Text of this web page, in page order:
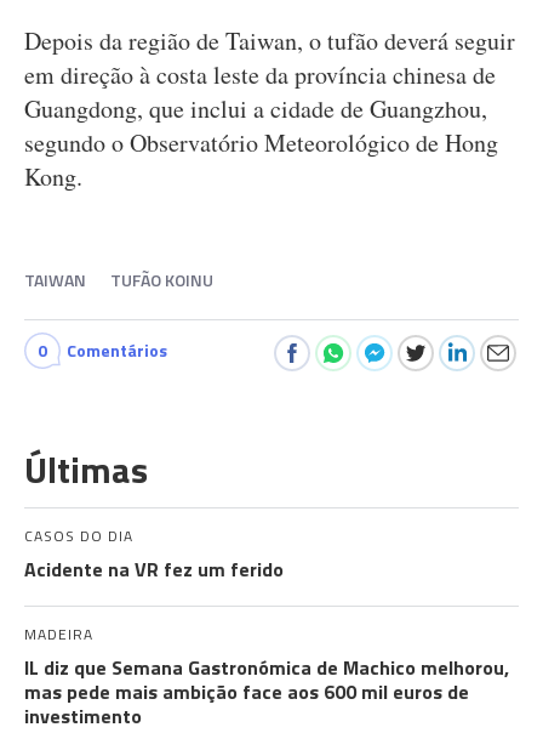
Depois da região de Taiwan, o tufão deverá seguir
em direção à costa leste da província chinesa de
Guangdong, que inclui a cidade de Guangzhou,
segundo o Observatório Meteorológico de Hong
Kong.
TAIWAN TUFÃO KOINU
0 Comentários
Últimas
CASOS DO DIA
Acidente na VR fez um ferido
MADEIRA
IL diz que Semana Gastronómica de Machico melhorou,
mas pede mais ambição face aos 600 mil euros de
investimento